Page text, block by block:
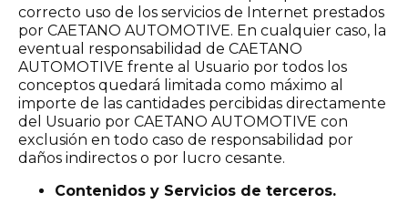
correcto uso de los servicios de Internet prestados
por CAETANO AUTOMOTIVE. En cualquier caso, la
eventual responsabilidad de CAETANO
AUTOMOTIVE frente al Usuario por todos los
conceptos quedará limitada como máximo al
importe de las cantidades percibidas directamente
del Usuario por CAETANO AUTOMOTIVE con
exclusión en todo caso de responsabilidad por
daños indirectos o por lucro cesante.
Contenidos y Servicios de terceros.